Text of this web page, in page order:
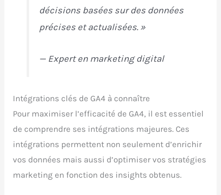
décisions basées sur des données
précises et actualisées. »
— Expert en marketing digital
Intégrations clés de GA4 à connaître
Pour maximiser l’efficacité de GA4, il est essentiel
de comprendre ses intégrations majeures. Ces
intégrations permettent non seulement d’enrichir
vos données mais aussi d’optimiser vos stratégies
marketing en fonction des insights obtenus.